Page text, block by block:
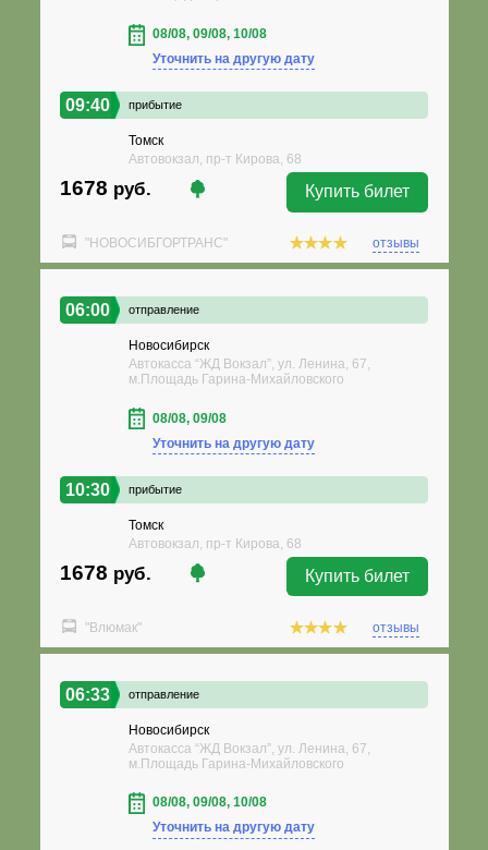
08/08, 09/08, 10/08
Уточнить на другую дату
09:40 прибытие
Томск
Автовокзал, пр-т Кирова, 68
1678 руб. Купить билет
"НОВОСИБГОРТРАНС" отзывы
06:00 отправление
Новосибирск
Автокасса “ЖД Вокзал”, ул. Ленина, 67,
м.Площадь Гарина-Михайловского
08/08, 09/08
Уточнить на другую дату
10:30 прибытие
Томск
Автовокзал, пр-т Кирова, 68
1678 руб. Купить билет
"Влюмак" отзывы
06:33 отправление
Новосибирск
Автокасса “ЖД Вокзал”, ул. Ленина, 67,
м.Площадь Гарина-Михайловского
08/08, 09/08, 10/08
Уточнить на другую дату